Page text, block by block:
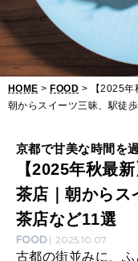
京
都
の
穴
な
フ
ェ
HOME > FOOD > 【2025年
朝からスイーツ三昧、駅徒
京都で甘美な時間を
【2025年秋最
茶店｜朝からス
茶店など11選
FOOD 2025.10.07
古都の街並みに、